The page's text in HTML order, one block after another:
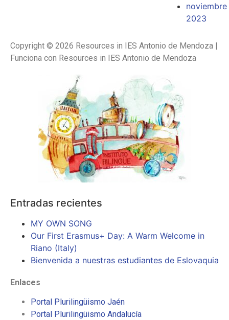
noviembre
2023
Copyright © 2026 Resources in IES Antonio de Mendoza |
Funciona con Resources in IES Antonio de Mendoza
Entradas recientes
MY OWN SONG
Our First Erasmus+ Day: A Warm Welcome in
Riano (Italy)
Bienvenida a nuestras estudiantes de Eslovaquia
Enlaces
Portal Plurilingüismo Jaén
Portal Plurilingüismo Andalucía